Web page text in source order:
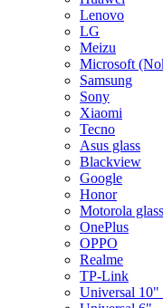
Lenovo
LG
Meizu
Microsoft
Samsung
Sony
Xiaomi
Tecno
Asus glass
Blackview
Google
Honor
Motorola glass
OnePlus
OPPO
Realme
TP-Link
Universal